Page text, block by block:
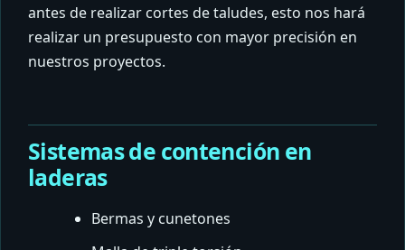
antes de realizar cortes de taludes, esto nos hará
realizar un presupuesto con mayor precisión en
nuestros proyectos.
Sistemas de contención en
laderas
Bermas y cunetones